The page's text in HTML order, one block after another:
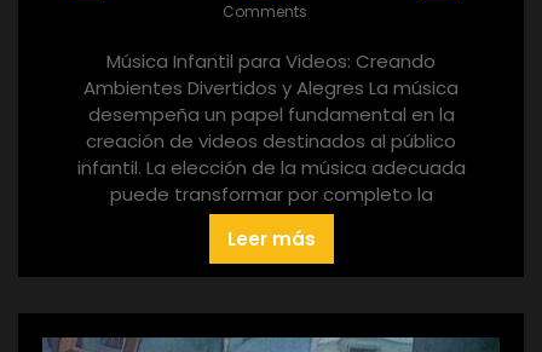
Comments
Música Infantil para Videos: Creando
Ambientes Divertidos y Alegres La música
desempeña un papel fundamental en la
creación de videos destinados al público
infantil. La elección de la música adecuada
puede transformar por completo la
Leer más